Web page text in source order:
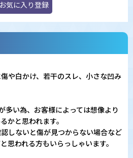
お気に入り登録
や白かけ、若干のスレ、小さな凹み
多い為、お客様によっては想像より
かと思われます。
しないと傷が見つからない場合など
思われる方もいらっしゃいます。